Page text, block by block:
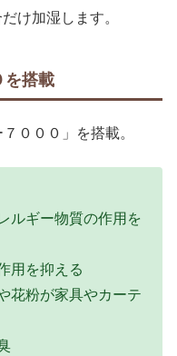
け加湿します。
を搭載
０００」を搭載。
ルギー物質の作用を
用を抑える
花粉が家具やカーテ